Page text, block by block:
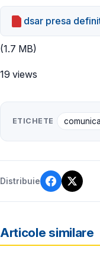
dsar presa
(1.7 MB)
19 views
ETICHETE
Distribuie
Articole similare